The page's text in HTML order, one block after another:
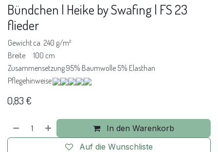
Bündchen | Heike by Swafing | FS 23
flieder
Gewichtca. 240 g/m²
Breite
100 cm
Zusammensetzung95% Baumwolle 5% Elasthan
Pflegehinweise
0,83 €
In den Warenkorb
Auf die Wunschliste